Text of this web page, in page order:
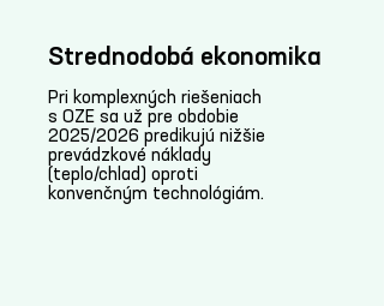
Strednodobá ekonomika
Pri komplexných riešeniach
s OZE sa už pre obdobie
2025/2026 predikujú nižšie
prevádzkové náklady
(teplo/chlad) oproti
konvenčným technológiám.